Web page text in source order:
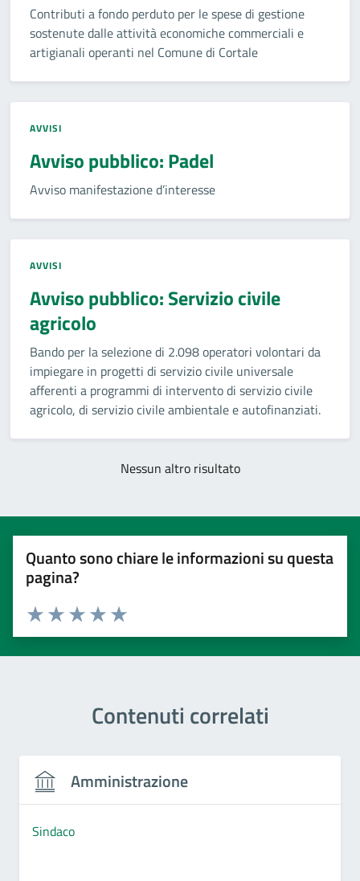
Contributi a fondo perduto per le spese di gestione
sostenute dalle attività economiche commerciali e
artigianali operanti nel Comune di Cortale
AVVISI
Avviso pubblico: Padel
Avviso manifestazione d’interesse
AVVISI
Avviso pubblico: Servizio civile
agricolo
Bando per la selezione di 2.098 operatori volontari da
impiegare in progetti di servizio civile universale
afferenti a programmi di intervento di servizio civile
agricolo, di servizio civile ambientale e autofinanziati.
Nessun altro risultato
Quanto sono chiare le informazioni su questa
pagina?
Valuta 5 stelle su 5
Valuta 4 stelle su 5
Valuta 3 stelle su 5
Valuta 2 stelle su 5
Valuta 1 stelle su 5
Contenuti correlati
Amministrazione
Sindaco